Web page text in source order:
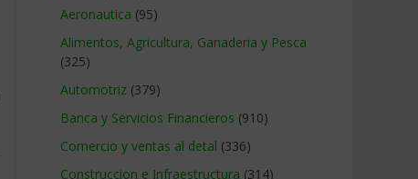
Aeronautica (95)
Alimentos, Agricultura, Ganaderia y Pesca
(325)
Automotriz (379)
Banca y Servicios Financieros (910)
Comercio y ventas al detal (336)
Construccion e Infraestructura (314)